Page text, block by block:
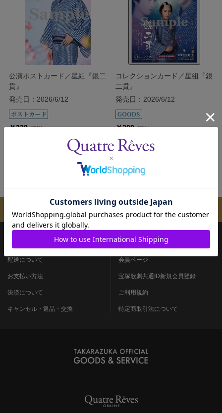
公演ポストカード／星組『銀二
貫』
発売日：2026/6/12
￥220 (税込)
カートに入れる
コレクションカード／星組『銀
二貫』
発売日：2026/6/12
￥200 (税込)
カートに入れる
メールマガジンのご案内
配送について
お支払い方法
決済について
キャンセル・返品・交換
よくあるご質問
会員ページ
宝塚歌劇共通ID新規会員登録
ご利用規約
特定商取引法について